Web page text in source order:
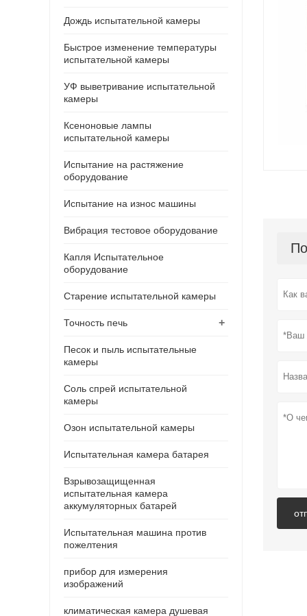
Дождь испытательной камеры
Быстрое изменение температуры
испытательной камеры
УФ выветривание испытательной
камеры
Ксеноновые лампы
испытательной камеры
Испытание на растяжение
оборудование
Испытание на износ машины
Вибрация тестовое оборудование
Капля Испытательное
оборудование
Старение испытательной камеры
+
Точность печь
Песок и пыль испытательные
камеры
Соль спрей испытательной
камеры
Озон испытательной камеры
Испытательная камера батарея
Взрывозащищенная
испытательная камера
аккумуляторных батарей
Испытательная машина против
пожелтения
прибор для измерения
изображений
климатическая камера душевая